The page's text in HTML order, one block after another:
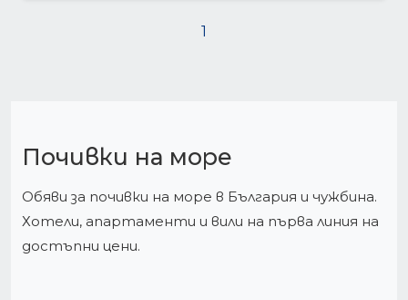
1
Почивки на море
Обяви за почивки на море в България и чужбина.
Хотели, апартаменти и вили на първа линия на
достъпни цени.